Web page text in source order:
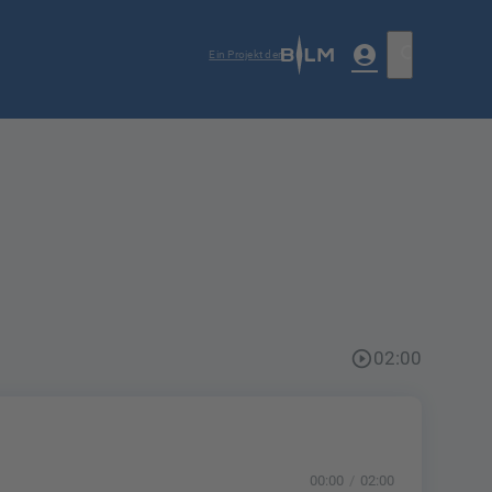
Ein Projekt der account_circle
play_circle_outline02:00
00:00 02:00